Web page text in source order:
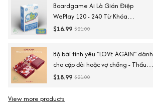
Boardgame Ai Là Gián Điệp
WePlay 120 - 240 Từ Khóa
Keyword
$16.99 $21.00
Bộ bài tình yêu "LOVE AGAIN" dành
cho cặp đôi hoặc vợ chồng - Thấu
hiểu cảm xúc, kết nối trái tim
$18.99 $21.00
View more products